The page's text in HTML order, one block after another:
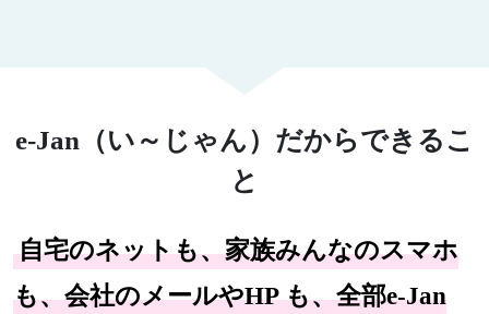
e-Jan（い～じゃん）だからできるこ
と
自宅のネットも、家族みんなのスマホ
も、会社のメールやHP も、全部e-Jan